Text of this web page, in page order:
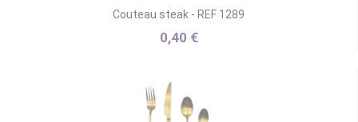
Couteau steak - REF 1289
0,40 €